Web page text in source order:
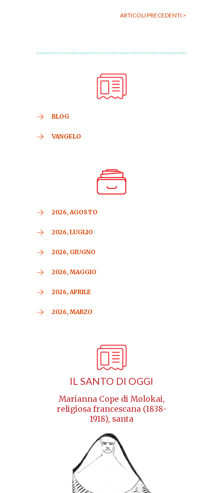
ARTICOLI PRECEDENTI >
BLOG
VANGELO
2026, AGOSTO
2026, LUGLIO
2026, GIUGNO
2026, MAGGIO
2026, APRILE
2026, MARZO
IL SANTO DI OGGI
Marianna Cope di Molokai,
religiosa francescana (1838-
1918), santa